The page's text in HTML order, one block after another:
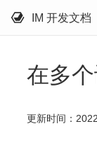
IM 开发文档
在多
更新时间：